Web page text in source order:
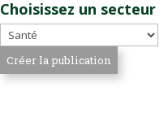
Choisissez un secteur